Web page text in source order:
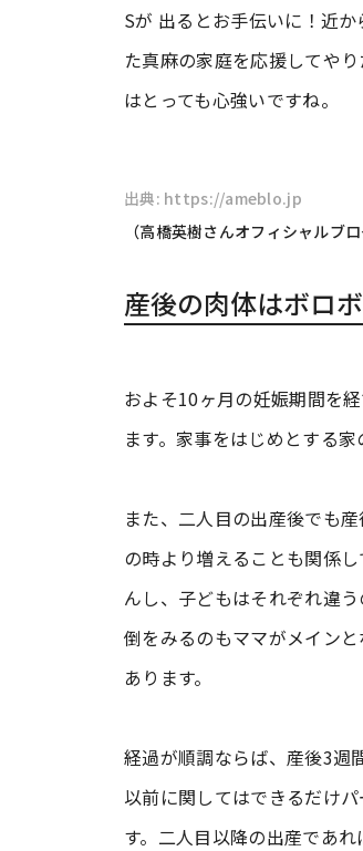
Sが 出るとお手伝いに！近
た真麻の家庭を応援してや
はとっても心強いですね。
出典: https://ameblo.jp
（高橋英樹さんオフィシャルブロ
産後の肉体はボロ
およそ10ヶ月の妊娠期間を
ます。家事をはじめとする
また、二人目の出産後でも
の時より増えることも関係
んし、子どもはそれぞれ違
倒をみるのもママがメイン
あります。
経過が順調ならば、産後3週
以前に関してはできるだけ
す。二人目以降の出産であ